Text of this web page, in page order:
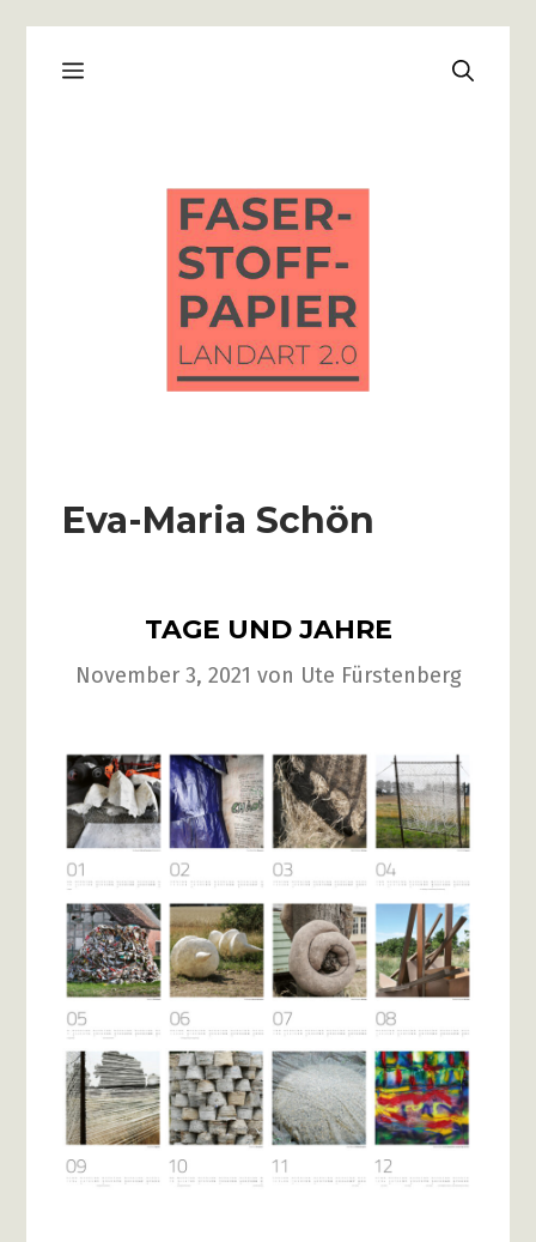
InhaltMenü
Eva-Maria Schön
TAGE UND JAHRE
November 3, 2021 von Ute Fürstenberg